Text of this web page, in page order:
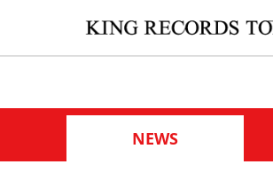
NEWS